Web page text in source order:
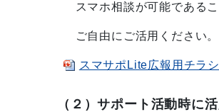
スマホ相談が可能であるこ
ご自由にご活用ください。
スマサポLite広報用チラ
（２）サポート活動時に